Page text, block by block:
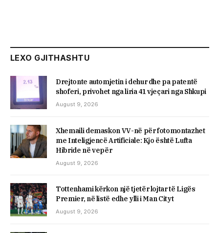
LEXO GJITHASHTU
Drejtonte automjetin i dehur dhe pa patentë
shoferi, privohet nga liria 41 vjeçari nga Shkupi
August 9, 2026
Xhemaili demaskon VV-në për fotomontazhet
me Inteligjencë Artificiale: Kjo është Lufta
Hibride në vepër
August 9, 2026
Tottenhami kërkon një tjetër lojtar të Ligës
Premier, në listë edhe ylli i Man Cityt
August 9, 2026